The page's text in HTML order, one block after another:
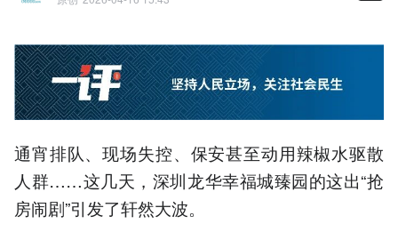
通宵排队、现场失控、保安甚至动用辣椒水驱散
人群……这几天，深圳龙华幸福城臻园的这出“抢
房闹剧”引发了轩然大波。